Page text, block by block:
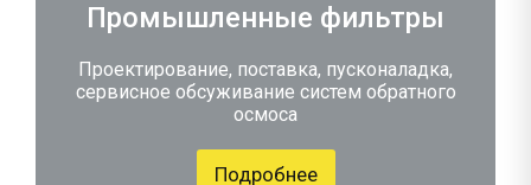
Промышленные фильтры
Проектирование, поставка, пусконаладка,
сервисное обсуживание систем обратного
осмоса
Подробнее